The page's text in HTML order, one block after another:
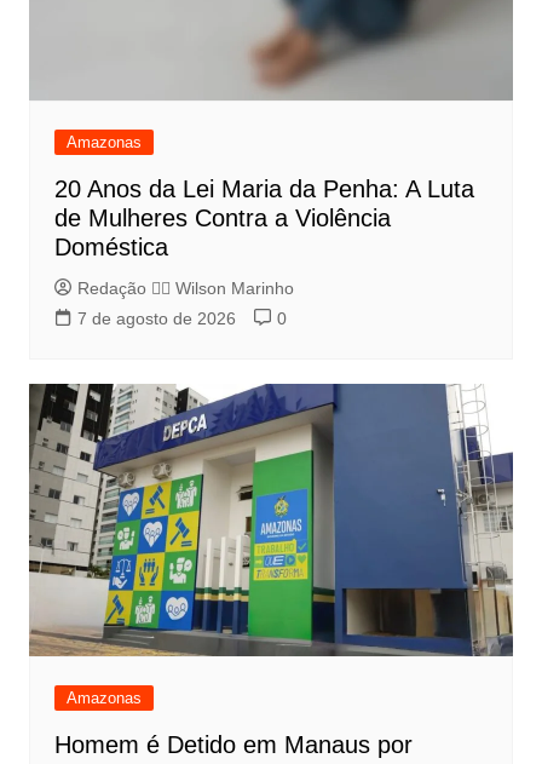
Amazonas
20 Anos da Lei Maria da Penha: A Luta
de Mulheres Contra a Violência
Doméstica
Redação 👨‍⚖️​ Wilson Marinho
7 de agosto de 2026
0
Amazonas
Homem é Detido em Manaus por